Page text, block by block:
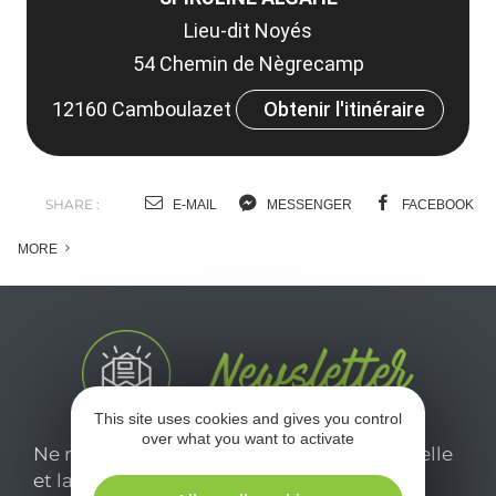
Lieu-dit Noyés
54 Chemin de Nègrecamp
12160 Camboulazet
Obtenir l'itinéraire
SHARE : E-MAIL MESSENGER FACEBOOK
MORE
Ne manquez pas notre newsletter mensuelle
et laissez-vous inspirer pour profiter
This site uses cookies and gives you control
over what you want to activate